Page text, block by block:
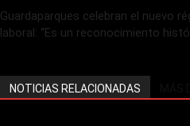
Guardaparques celebran el nuevo
laboral: “Es un reconocimiento
NOTICIAS RELACIONADAS